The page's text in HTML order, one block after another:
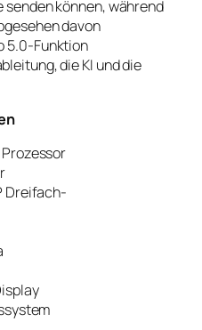
senden können, während
davon
5.0-Funktion
die KI und die
Dreifach-